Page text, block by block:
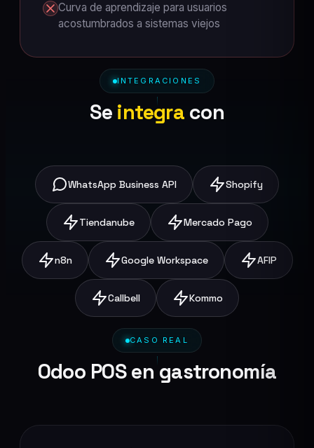
Curva de aprendizaje para usuarios
acostumbrados a sistemas viejos
INTEGRACIONES
Se integra con
WhatsApp Business API Shopify
Tiendanube Mercado Pago
n8n Google Workspace AFIP
Callbell Kommo
CASO REAL
Odoo POS en gastronomía